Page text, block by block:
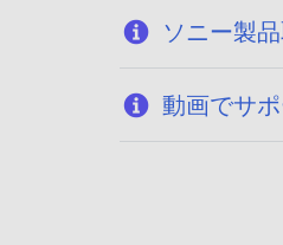
ソニー製
動画でサ